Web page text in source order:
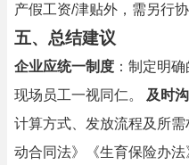
产假工资/津贴外，需另行
五、总结建议
企业应统一制度 ：制定明
现场员工一视同仁。 及时
计算方式、发放流程及所需
动合同法》《生育保险办